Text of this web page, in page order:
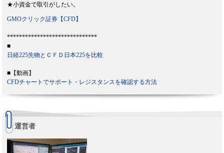
★小資金で取引がしたい。
GMOクリック証券【CFD】
******************************
■
日経225先物とＣＦＤ日本225を比較
■【動画】
CFDチャートでサポート・レジスタンスを確認する方法
運営者